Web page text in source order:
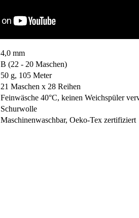
4,0 mm
B (22 - 20 Maschen)
50 g, 105 Meter
21 Maschen x 28 Reihen
Feinwäsche 40°C, keinen Weichspüler
Schurwolle
Maschinenwaschbar, Oeko-Tex zertifiziert